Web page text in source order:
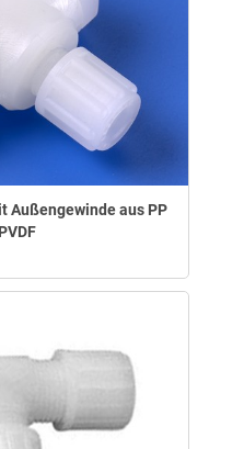
Außengewinde aus PP